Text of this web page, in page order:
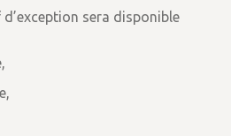
sera disponible